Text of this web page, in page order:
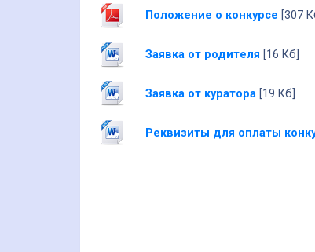
Положение о конкурсе [307
Заявка от родителя [16 Кб]
Заявка от куратора[19 Кб]
Реквизиты для оплаты